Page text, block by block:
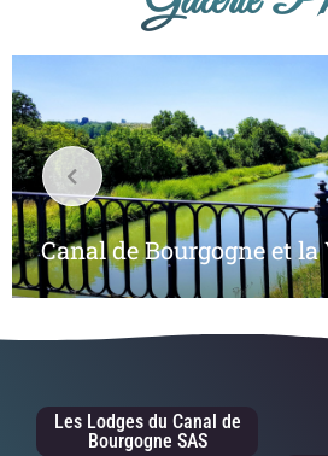
Canal de Bourgogne et
Les Lodges du Canal de
Bourgogne SAS